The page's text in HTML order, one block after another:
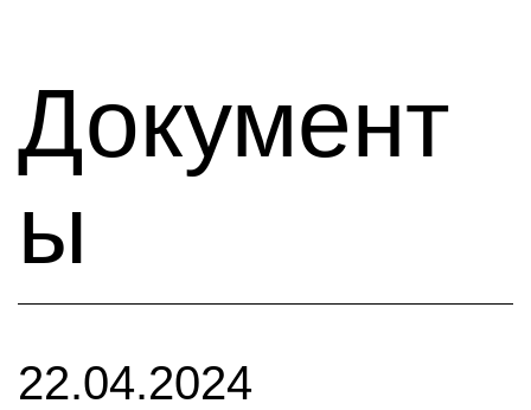
Документ
ы
22.04.2024